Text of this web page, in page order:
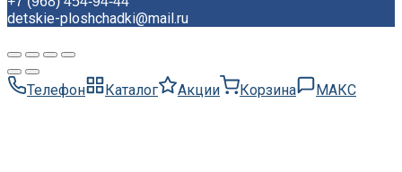
detskie-ploshchadki@mail.ru
Телефон Каталог Акции Корзина МАКС